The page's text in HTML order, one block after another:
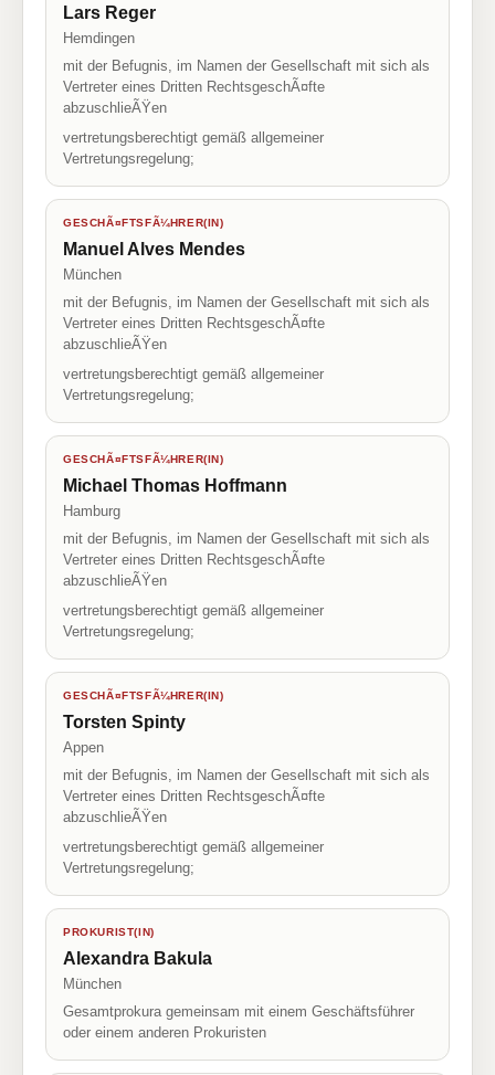
Lars Reger
Hemdingen
mit der Befugnis, im Namen der Gesellschaft mit sich als
Vertreter eines Dritten RechtsgeschÃ¤fte
abzuschlieÃŸen
vertretungsberechtigt gemäß allgemeiner
Vertretungsregelung;
GESCHÃ¤FTSFÃ¼HRER(IN)
Manuel Alves Mendes
München
mit der Befugnis, im Namen der Gesellschaft mit sich als
Vertreter eines Dritten RechtsgeschÃ¤fte
abzuschlieÃŸen
vertretungsberechtigt gemäß allgemeiner
Vertretungsregelung;
GESCHÃ¤FTSFÃ¼HRER(IN)
Michael Thomas Hoffmann
Hamburg
mit der Befugnis, im Namen der Gesellschaft mit sich als
Vertreter eines Dritten RechtsgeschÃ¤fte
abzuschlieÃŸen
vertretungsberechtigt gemäß allgemeiner
Vertretungsregelung;
GESCHÃ¤FTSFÃ¼HRER(IN)
Torsten Spinty
Appen
mit der Befugnis, im Namen der Gesellschaft mit sich als
Vertreter eines Dritten RechtsgeschÃ¤fte
abzuschlieÃŸen
vertretungsberechtigt gemäß allgemeiner
Vertretungsregelung;
PROKURIST(IN)
Alexandra Bakula
München
Gesamtprokura gemeinsam mit einem Geschäftsführer
oder einem anderen Prokuristen